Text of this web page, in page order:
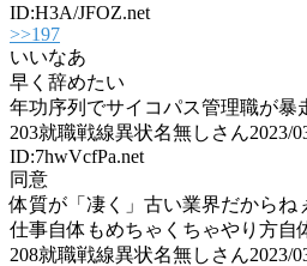
ID:H3A/JFOZ.net
>>197
いいなあ
早く辞めたい
年功序列でサイコパス管理職が暴
203就職戦線異状名無しさん2023/
ID:7hwVcfPa.net
同意
体質が「凄く」古い業界だからね
仕事自体もめちゃくちゃやり方自
208就職戦線異状名無しさん2023/